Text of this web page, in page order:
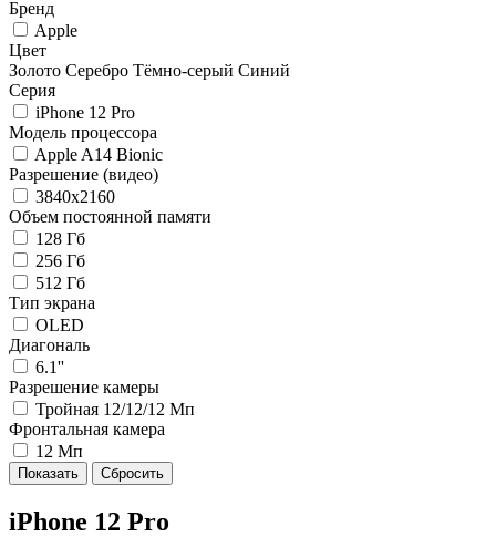
Бренд
Apple
Цвет
Золото Серебро Тёмно-серый Синий
Серия
iPhone 12 Pro
Модель процессора
Apple A14 Bionic
Разрешение (видео)
3840x2160
Объем постоянной памяти
128 Гб
256 Гб
512 Гб
Тип экрана
OLED
Диагональ
6.1''
Разрешение камеры
Тройная 12/12/12 Мп
Фронтальная камера
12 Мп
iPhone 12 Pro